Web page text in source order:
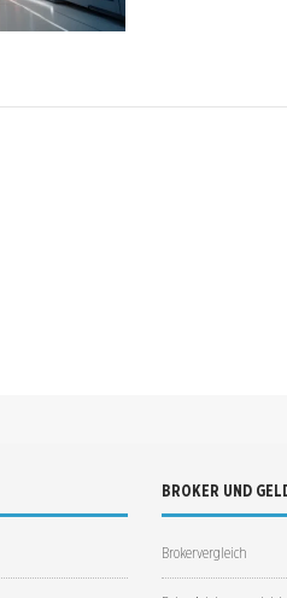
BROKER UND
Brokervergleich